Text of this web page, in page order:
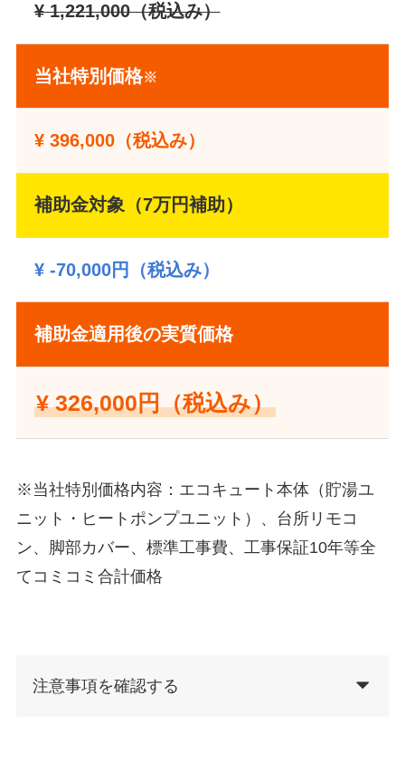
¥ 1,221,000（税込み）
当社特別価格※
¥ 396,000（税込み）
補助金対象（7万円補助）
¥ -70,000円（税込み）
補助金適用後の実質価格
¥ 326,000円（税込み）
※当社特別価格内容：エコキュート本体（貯湯ユ
ニット・ヒートポンプユニット）、台所リモコ
ン、脚部カバー、標準工事費、工事保証10年等全
てコミコミ合計価格
注意事項を確認する